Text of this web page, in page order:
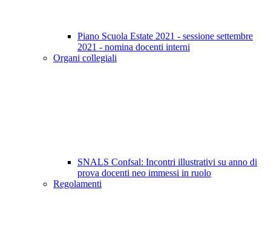
Piano Scuola Estate 2021 - sessione settembre
2021 - nomina docenti interni
Organi collegiali
SNALS Confsal: Incontri illustrativi su anno di
prova docenti neo immessi in ruolo
Regolamenti